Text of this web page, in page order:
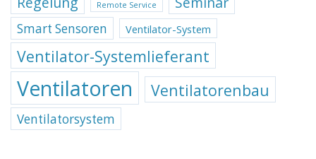
Remote Service
Smart Sensoren Ventilator-System
Ventilator-Systemlieferant
Ventilatoren Ventilatorenbau
Ventilatorsystem